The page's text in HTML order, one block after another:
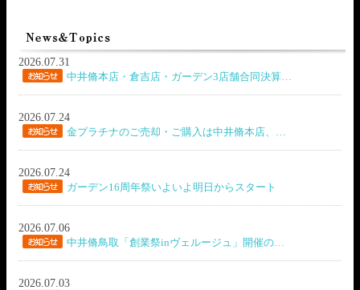
2026.07.31
中井脩本店・倉吉店・ガーデン3店舗合同決算…
2026.07.24
金プラチナのご売却・ご購入は中井脩本店、…
2026.07.24
ガーデン16周年祭いよいよ明日からスタート
2026.07.06
中井脩鳥取「創業祭inヴェルージュ」開催の…
2026.07.03